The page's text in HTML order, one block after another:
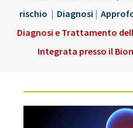
rischio | Diagnosi |
Diagnosi e Trattamento
Integrata presso il